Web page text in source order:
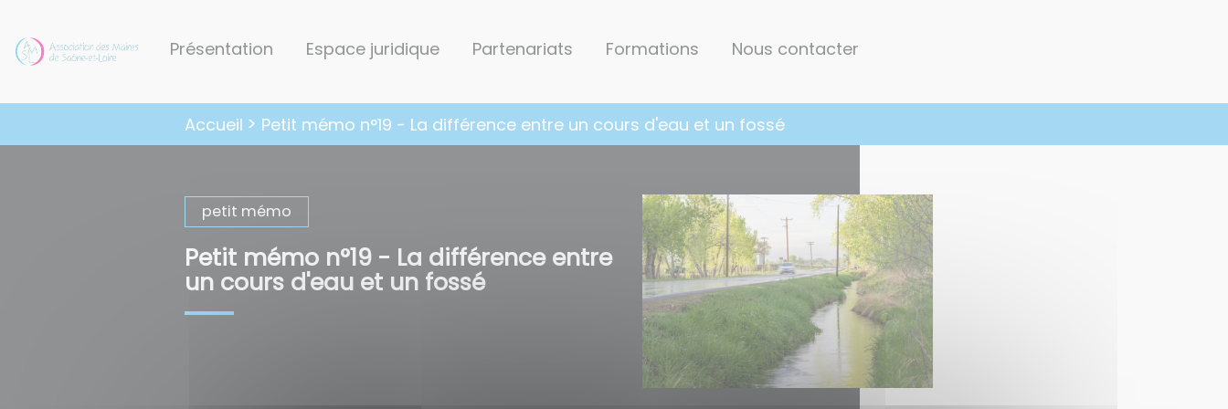
d'accès
rapide
menu
d'accès
rapide
contenu
d'accès
rapide
la
d'accès
rapide
pied
Présentation Espace juridique Partenariats Formations Nous contacter
Accueil Petit mémo n°19 - La différence entre un cours d'eau et un fossé
petit mémo
Petit mémo n°19 - La différence entre
un cours d'eau et un fossé